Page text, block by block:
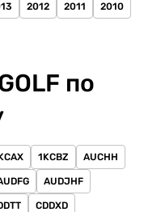
2012 2011 2010
по
1KCBZ AUCHH
AUDJHF
CDDXD